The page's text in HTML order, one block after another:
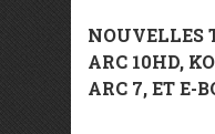
NOUVELLES
ARC 10HD,
ARC 7, ET E-